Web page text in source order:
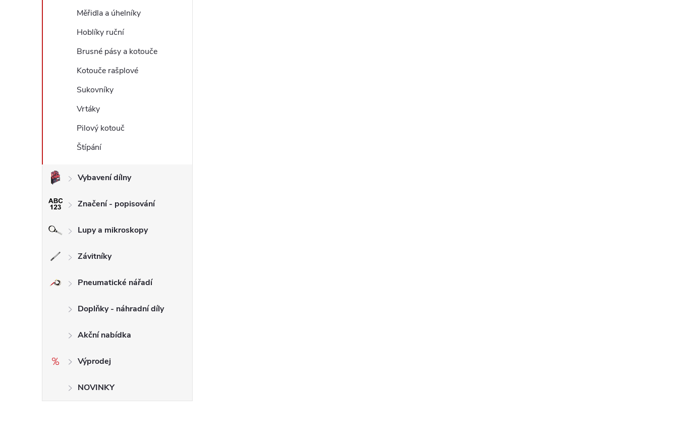
Měřidla a úhelníky
Hoblíky ruční
Brusné pásy a kotouče
Kotouče rašplové
Sukovníky
Vrtáky
Pilový kotouč
Štípání
Vybavení dílny
Značení - popisování
Lupy a mikroskopy
Závitníky
Pneumatické nářadí
Doplňky - náhradní díly
Akční nabídka
Výprodej
NOVINKY